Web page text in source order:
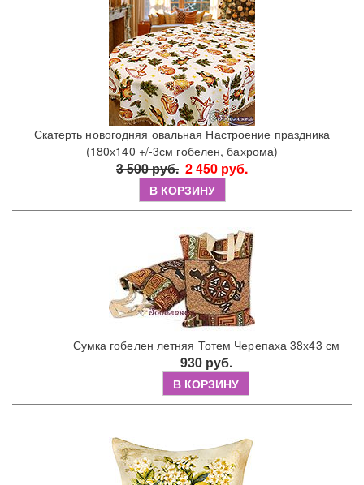
Скатерть новогодняя овальная Настроение праздника
(180х140 +/-3см гобелен, бахрома)
3 500 руб. 2 450 руб.
В КОРЗИНУ
Сумка гобелен летняя Тотем Черепаха 38х43 см
930 руб.
В КОРЗИНУ